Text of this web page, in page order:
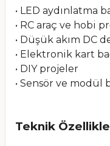
• LED aydınlatma
• RC araç ve hobi
• Düşük akım DC
• Elektronik kart
• DIY projeler
• Sensör ve modül
Teknik